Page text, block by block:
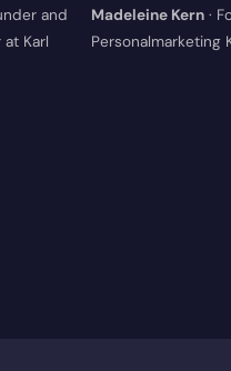
and
Karl
Madeleine Kern ·
Personalmarketing